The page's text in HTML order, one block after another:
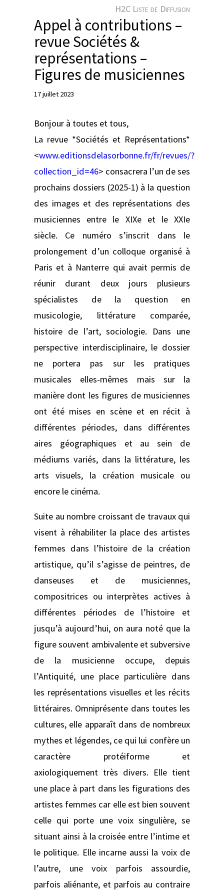
H2C Liste de Diffusion
Appel à contributions –
revue Sociétés &
représentations –
Figures de musiciennes
17 juillet 2023
Bonjour à toutes et tous,
La revue *Sociétés et Représentations*
<www.editionsdelasorbonne.fr/fr/revues/?
collection_id=46> consacrera l’un de ses
prochains dossiers (2025-1) à la question
des images et des représentations des
musiciennes entre le XIXe et le XXIe
siècle. Ce numéro s’inscrit dans le
prolongement d’un colloque organisé à
Paris et à Nanterre qui avait permis de
réunir durant deux jours plusieurs
spécialistes de la question en
musicologie, littérature comparée,
histoire de l’art, sociologie. Dans une
perspective interdisciplinaire, le dossier
ne portera pas sur les pratiques
musicales elles-mêmes mais sur la
manière dont les figures de musiciennes
ont été mises en scène et en récit à
différentes périodes, dans différentes
aires géographiques et au sein de
médiums variés, dans la littérature, les
arts visuels, la création musicale ou
encore le cinéma.
Suite au nombre croissant de travaux qui
visent à réhabiliter la place des artistes
femmes dans l’histoire de la création
artistique, qu’il s’agisse de peintres, de
danseuses et de musiciennes,
compositrices ou interprètes actives à
différentes périodes de l’histoire et
jusqu’à aujourd’hui, on aura noté que la
figure souvent ambivalente et subversive
de la musicienne occupe, depuis
l’Antiquité, une place particulière dans
les représentations visuelles et les récits
littéraires. Omniprésente dans toutes les
cultures, elle apparaît dans de nombreux
mythes et légendes, ce qui lui confère un
caractère protéiforme et
axiologiquement très divers. Elle tient
une place à part dans les figurations des
artistes femmes car elle est bien souvent
celle qui porte une voix singulière, se
situant ainsi à la croisée entre l’intime et
le politique. Elle incarne aussi la voix de
l’autre, une voix parfois assourdie,
parfois aliénante, et parfois au contraire